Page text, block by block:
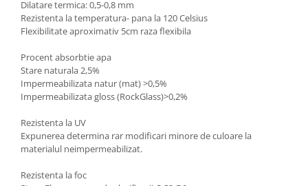
Dilatare termica: 0,5-0,8 mm
Rezistenta la temperatura- pana la 120 Celsius
Flexibilitate aproximativ 5cm raza flexibila
Procent absorbtie apa
Stare naturala 2,5%
Impermeabilizata natur (mat) >0,5%
Impermeabilizata gloss (RockGlass)>0,2%
Rezistenta la UV
Expunerea determina rar modificari minore de culoare la
materialul neimpermeabilizat.
Rezistenta la foc